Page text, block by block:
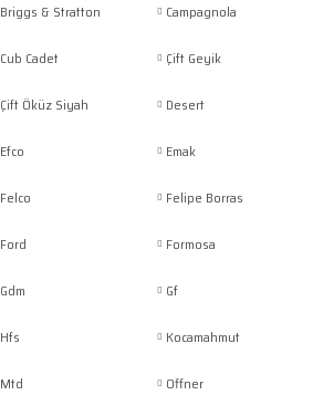
Briggs & Stratton Campagnola
Cub Cadet Çift Geyik
Çift Öküz Siyah Desert
Efco Emak
Felco Felipe Borras
Ford Formosa
Gdm Gf
Hfs Kocamahmut
Mtd Offner